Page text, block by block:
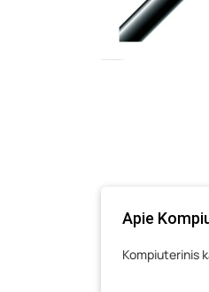
Apie
Kompiuterinis